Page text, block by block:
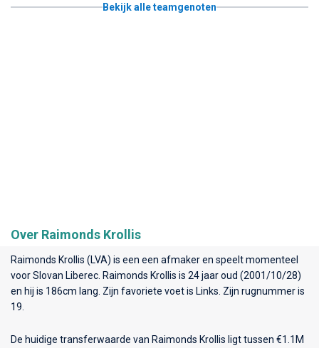
Bekijk alle teamgenoten
Over Raimonds Krollis
Raimonds Krollis (LVA) is een een afmaker en speelt momenteel
voorSlovan Liberec . Raimonds Krollis is 24 jaar oud (2001/10/28)
en hij is 186cm lang. Zijn favoriete voet is Links. Zijn rugnummer is
19.
De huidige transferwaarde van Raimonds Krollis ligt tussen €1.1M